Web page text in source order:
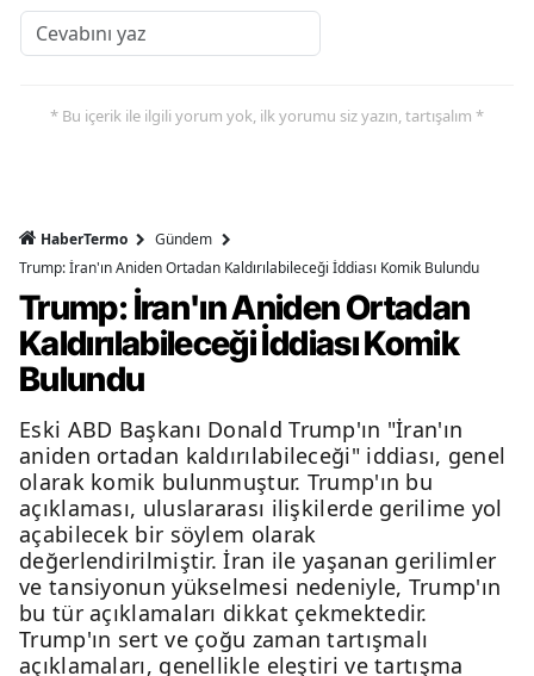
* Bu içerik ile ilgili yorum yok, ilk yorumu siz yazın, tartışalım *
HaberTermo
Gündem
Trump: İran'ın Aniden Ortadan Kaldırılabileceği İddiası Komik Bulundu
Trump: İran'ın Aniden Ortadan
Kaldırılabileceği İddiası Komik
Bulundu
Eski ABD Başkanı Donald Trump'ın "İran'ın
aniden ortadan kaldırılabileceği" iddiası, genel
olarak komik bulunmuştur. Trump'ın bu
açıklaması, uluslararası ilişkilerde gerilime yol
açabilecek bir söylem olarak
değerlendirilmiştir. İran ile yaşanan gerilimler
ve tansiyonun yükselmesi nedeniyle, Trump'ın
bu tür açıklamaları dikkat çekmektedir.
Trump'ın sert ve çoğu zaman tartışmalı
açıklamaları, genellikle eleştiri ve tartışma